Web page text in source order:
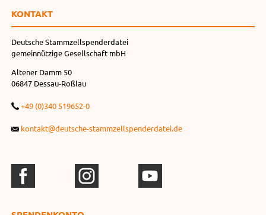
KONTAKT
Deutsche Stammzellspenderdatei
gemeinnützige Gesellschaft mbH
Altener Damm 50
06847 Dessau-Roßlau
+49 (0)340 519652-0
kontakt@deutsche-stammzellspenderdatei.de